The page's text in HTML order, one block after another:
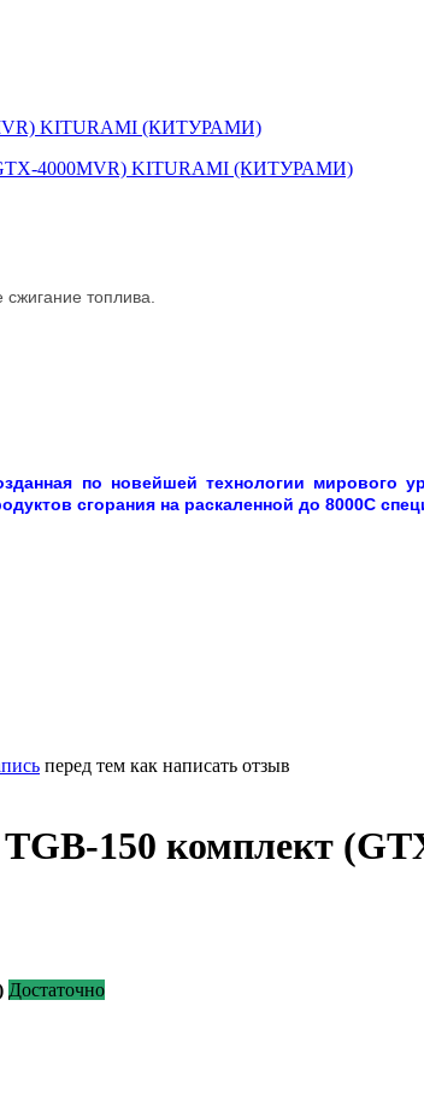
KITURAMI (КИТУРАМИ)
топлива.
по новейшей технологии мирового
сгорания на раскаленной до 8000С
перед тем как написать отзыв
TGB-150 комплект
Достаточно